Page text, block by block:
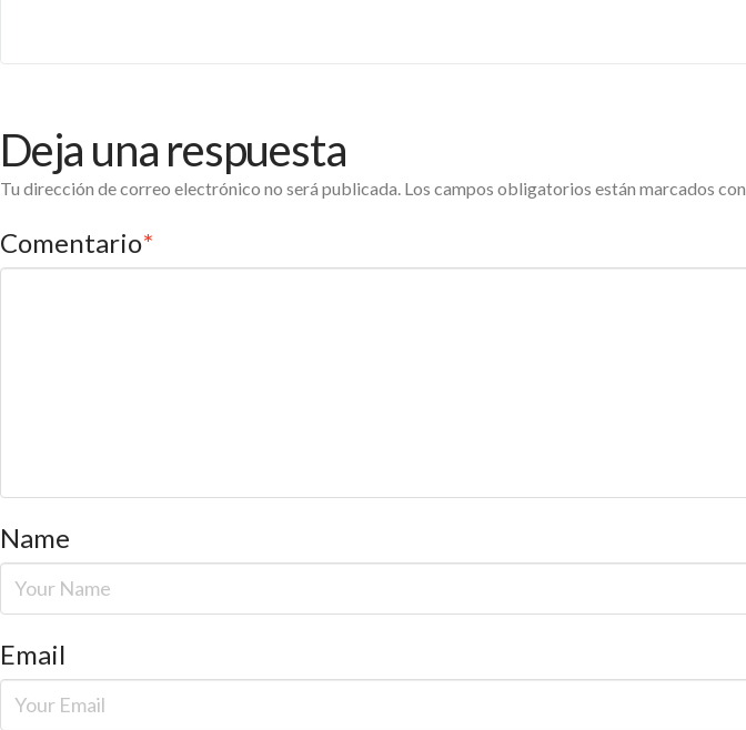
Deja una respuesta
Tu dirección de correo electrónico no será publicada. Los campos obligatorios están marcados con
Comentario*
Name
Email